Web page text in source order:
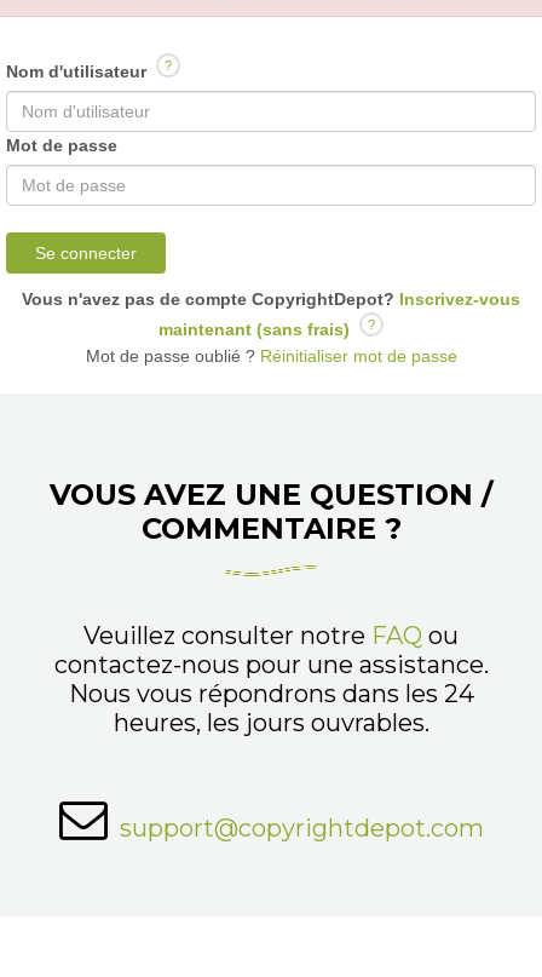
Nom d'utilisateur ?
Mot de passe
Se connecter
Vous n'avez pas de compte CopyrightDepot? Inscrivez-vous
maintenant (sans frais)
?
Mot de passe oublié ?Réinitialiser mot de passe
VOUS AVEZ UNE QUESTION /
COMMENTAIRE ?
Veuillez consulter notre FAQ ou
contactez-nous pour une assistance.
Nous vous répondrons dans les 24
heures, les jours ouvrables.
support@copyrightdepot.com